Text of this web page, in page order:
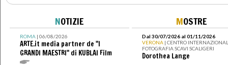
NOTIZIE
ROMA| 06/08/2026
ARTE.it media partner de "I
GRANDI MAESTRI" di KUBLAI Film
MOSTRE
Dal 30/07/2026 al 01/11/2026
VERONA | CENTRO
FOTOGRAFIA SCAVI SCALIGERI
Dorothea Lange